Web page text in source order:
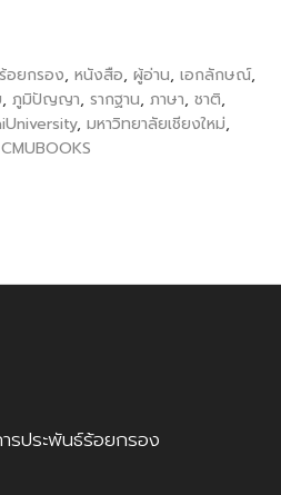
อยกรอง, หนังสือ, ผู้อ่าน, เอกลักษณ์,
, ภูมิปัญญา, รากฐาน, ภาษา, ชาติ,
, มหาวิทยาลัยเชียงใหม่,
CMUBOOKS
รประพันธ์ร้อยกรอง